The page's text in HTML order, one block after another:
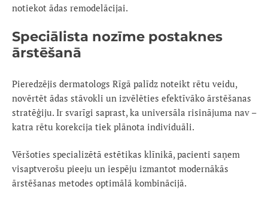
notiekot ādas remodelācijai.
Speciālista nozīme postaknes
ārstēšanā
Pieredzējis dermatologs Rīgā palīdz noteikt rētu veidu,
novērtēt ādas stāvokli un izvēlēties efektīvāko ārstēšanas
stratēģiju. Ir svarīgi saprast, ka universāla risinājuma nav –
katra rētu korekcija tiek plānota individuāli.
Vēršoties specializētā estētikas klīnikā, pacienti saņem
visaptverošu pieeju un iespēju izmantot modernākās
ārstēšanas metodes optimālā kombinācijā.